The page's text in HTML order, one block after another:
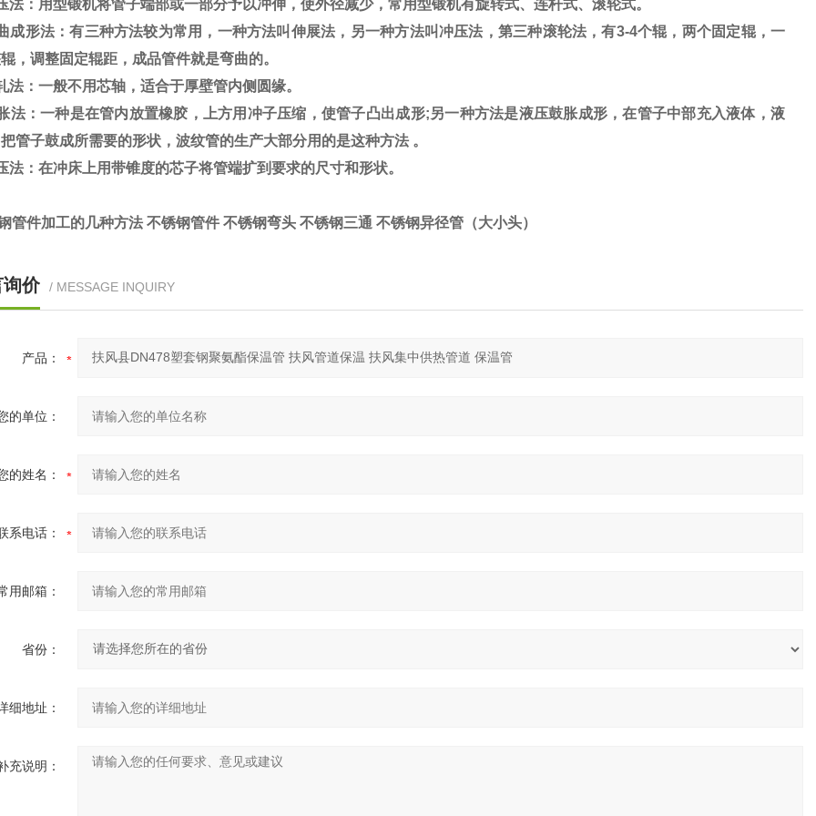
：用型锻机将管子端部或一部分予以冲伸，使外径减少，常用型锻机有旋转式、连杆式、滚轮式。
形法：有三种方法较为常用，一种方法叫伸展法，另一种方法叫冲压法，第三种滚轮法，有3-4个辊，两个固定辊，一
，调整固定辊距，成品管件就是弯曲的。
：一般不用芯轴，适合于厚壁管内侧圆缘。
：一种是在管内放置橡胶，上方用冲子压缩，使管子凸出成形;另一种方法是液压鼓胀成形，在管子中部充入液体，液
管子鼓成所需要的形状，波纹管的生产大部分用的是这种方法 。
：在冲床上用带锥度的芯子将管端扩到要求的尺寸和形状。
件加工的几种方法 不锈钢管件 不锈钢弯头 不锈钢三通 不锈钢异径管（大小头）
价 / MESSAGE INQUIRY
产品：
的单位：
的姓名：
系电话：
用邮箱：
省份：
细地址：
充说明：